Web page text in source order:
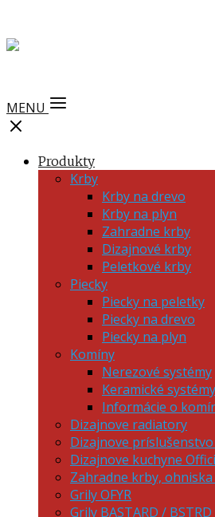
MENU
Produkty
Krby
Krby na drevo
Krby na plyn
Zahradne krby
Dizajnové krby
Peletkové krby
Piecky
Piecky na peletky
Piecky na drevo
Piecky na plyn
Komíny
Nerezové systémy
Keramické systémy
Informácie o
Dizajnove radiatory
Dizajnove
Dizajnove kuchyne
Zahradne krby,
Grily OFYR
Grily BASTARD / BSTRD